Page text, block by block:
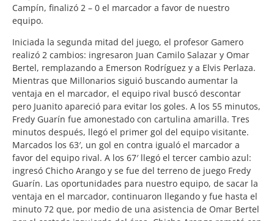
Campín, finalizó 2 – 0 el marcador a favor de nuestro
equipo.
Iniciada la segunda mitad del juego, el profesor Gamero
realizó 2 cambios: ingresaron Juan Camilo Salazar y Omar
Bertel, remplazando a Emerson Rodríguez y a Elvis Perlaza.
Mientras que Millonarios siguió buscando aumentar la
ventaja en el marcador, el equipo rival buscó descontar
pero Juanito apareció para evitar los goles. A los 55 minutos,
Fredy Guarín fue amonestado con cartulina amarilla. Tres
minutos después, llegó el primer gol del equipo visitante.
Marcados los 63′, un gol en contra igualó el marcador a
favor del equipo rival. A los 67′ llegó el tercer cambio azul:
ingresó Chicho Arango y se fue del terreno de juego Fredy
Guarín. Las oportunidades para nuestro equipo, de sacar la
ventaja en el marcador, continuaron llegando y fue hasta el
minuto 72 que, por medio de una asistencia de Omar Bertel